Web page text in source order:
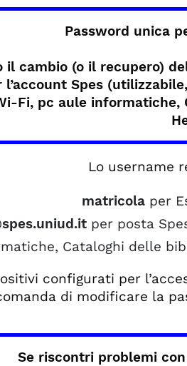
Password unica
il cambio (o il recupero)
l’account Spes
Fi, pc aule informatiche,
Lo username
matricolaper
per posta
Cataloghi delle
configurati per
di modificare la
Se riscontri problemi